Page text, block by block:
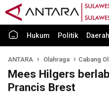
Hukum Politik Daerah
ANTARA Olahraga Cabang
Mees Hilgers
Prancis Brest